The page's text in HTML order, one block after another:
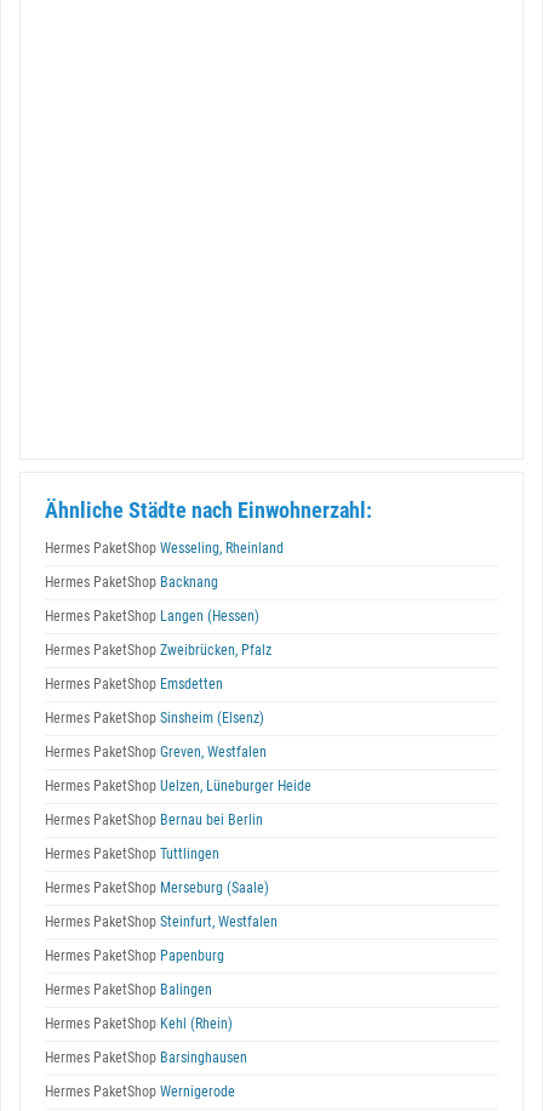
Ähnliche Städte nach Einwohnerzahl:
Hermes PaketShop Wesseling, Rheinland
Hermes PaketShop Backnang
Hermes PaketShop Langen (Hessen)
Hermes PaketShop Zweibrücken, Pfalz
Hermes PaketShop Emsdetten
Hermes PaketShop Sinsheim (Elsenz)
Hermes PaketShop Greven, Westfalen
Hermes PaketShop Uelzen, Lüneburger Heide
Hermes PaketShop Bernau bei Berlin
Hermes PaketShop Tuttlingen
Hermes PaketShop Merseburg (Saale)
Hermes PaketShop Steinfurt, Westfalen
Hermes PaketShop Papenburg
Hermes PaketShop Balingen
Hermes PaketShop Kehl (Rhein)
Hermes PaketShop Barsinghausen
Hermes PaketShop Wernigerode